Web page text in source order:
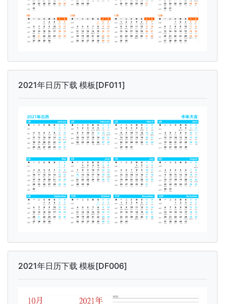
2021年日历下载 模板[DF011]
2021年日历下载 模板[DF006]